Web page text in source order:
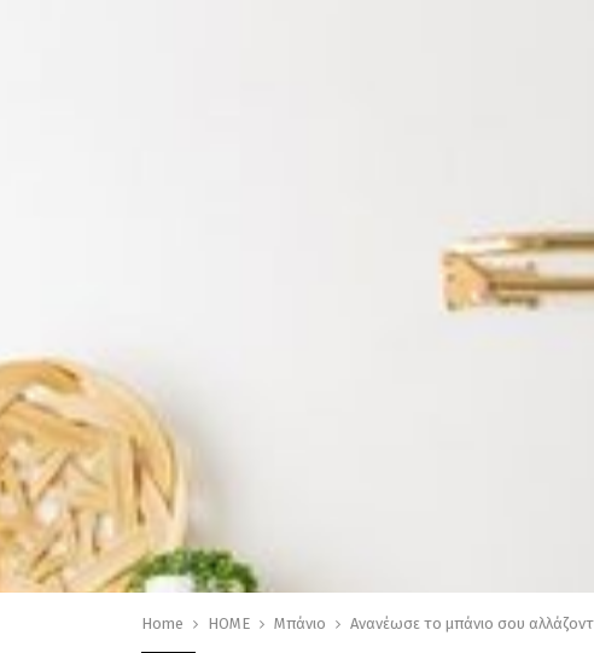
Home HOME Μπάνιο Ανανέωσε το μπάνιο σου